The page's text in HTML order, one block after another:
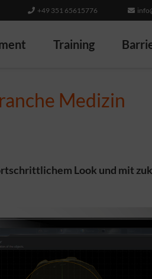
+49 351 65615776
Training
Medizin
Look und mit